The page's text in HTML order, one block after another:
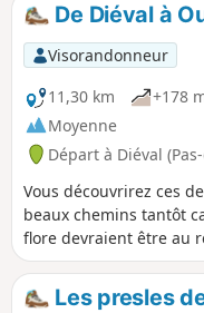
De Diéval à
Visorandonneur
11,30 km
+178
Moyenne
Départ à Diéval
Vous découvrirez ces
beaux chemins tantôt
flore devraient être au
ce circuit par temps
grasses.Les presles